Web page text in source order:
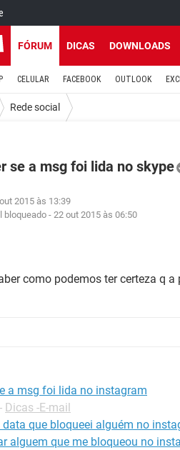
FÓRUM DICAS DOWNLOADS
CELULAR FACEBOOK OUTLOOK
Rede social
se a msg foi lida no skype
2015 às 13:39
bloqueado -22 out 2015 às 06:50
como podemos ter certeza q
a msg foi lida no instagram
- Dicas -E-mail
data que bloqueei alguém no
alguem que me bloqueou no